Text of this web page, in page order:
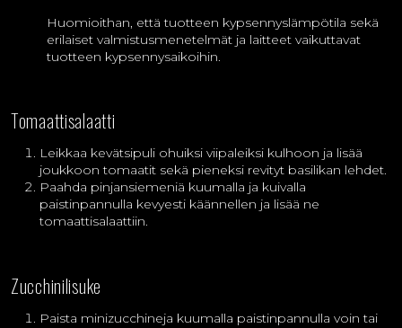
Huomioithan, että tuotteen kypsennyslämpötila sekä
erilaiset valmistusmenetelmät ja laitteet vaikuttavat
tuotteen kypsennysaikoihin.
Tomaattisalaatti
Leikkaa kevätsipuli ohuiksi viipaleiksi kulhoon ja lisää
joukkoon tomaatit sekä pieneksi revityt basilikan lehdet.
Paahda pinjansiemeniä kuumalla ja kuivalla
paistinpannulla kevyesti käännellen ja lisää ne
tomaattisalaattiin.
Zucchinilisuke
Paista minizucchineja kuumalla paistinpannulla voin tai